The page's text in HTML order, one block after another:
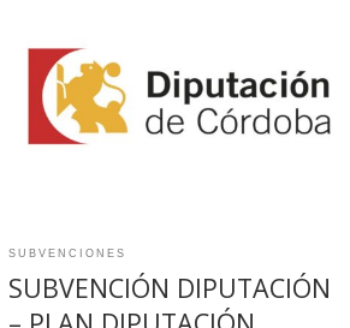
Córdoba dentro de la Convocatoria de
subvenciones Diputación Contrata, para la
ejecución de los siguientes contratos de trabajo:
• Bañista-Socorrista (Colectivo Menor de 45
SUBVENCIONES
SUBVENCIÓN DIPUTACIÓN